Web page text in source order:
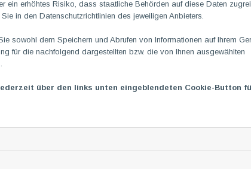
v.l.n.r.: Maximilian “Fragstube” Witt, Marvin “headshinsky”
Darmstadt-Dieburg unterstützt Lehrkräfte und
der viel Konzentration und Kommunikation
ein erhöhtes Risiko, dass staatliche Behörden auf diese Daten
in den Datenschutzrichtlinien des jeweiligen Anbieters.
sowohl dem Speichern und Abrufen von Informationen auf Ihrem
für die nachfolgend dargestellten bzw. die von Ihnen ausgewählten
über den links unten eingeblendeten Cookie-Button